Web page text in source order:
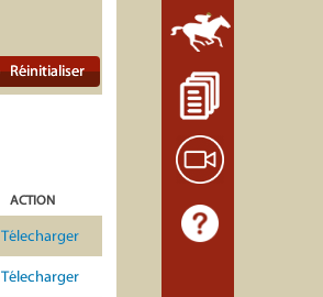
Réinitialiser
ACTION
Télecharger
Télecharger